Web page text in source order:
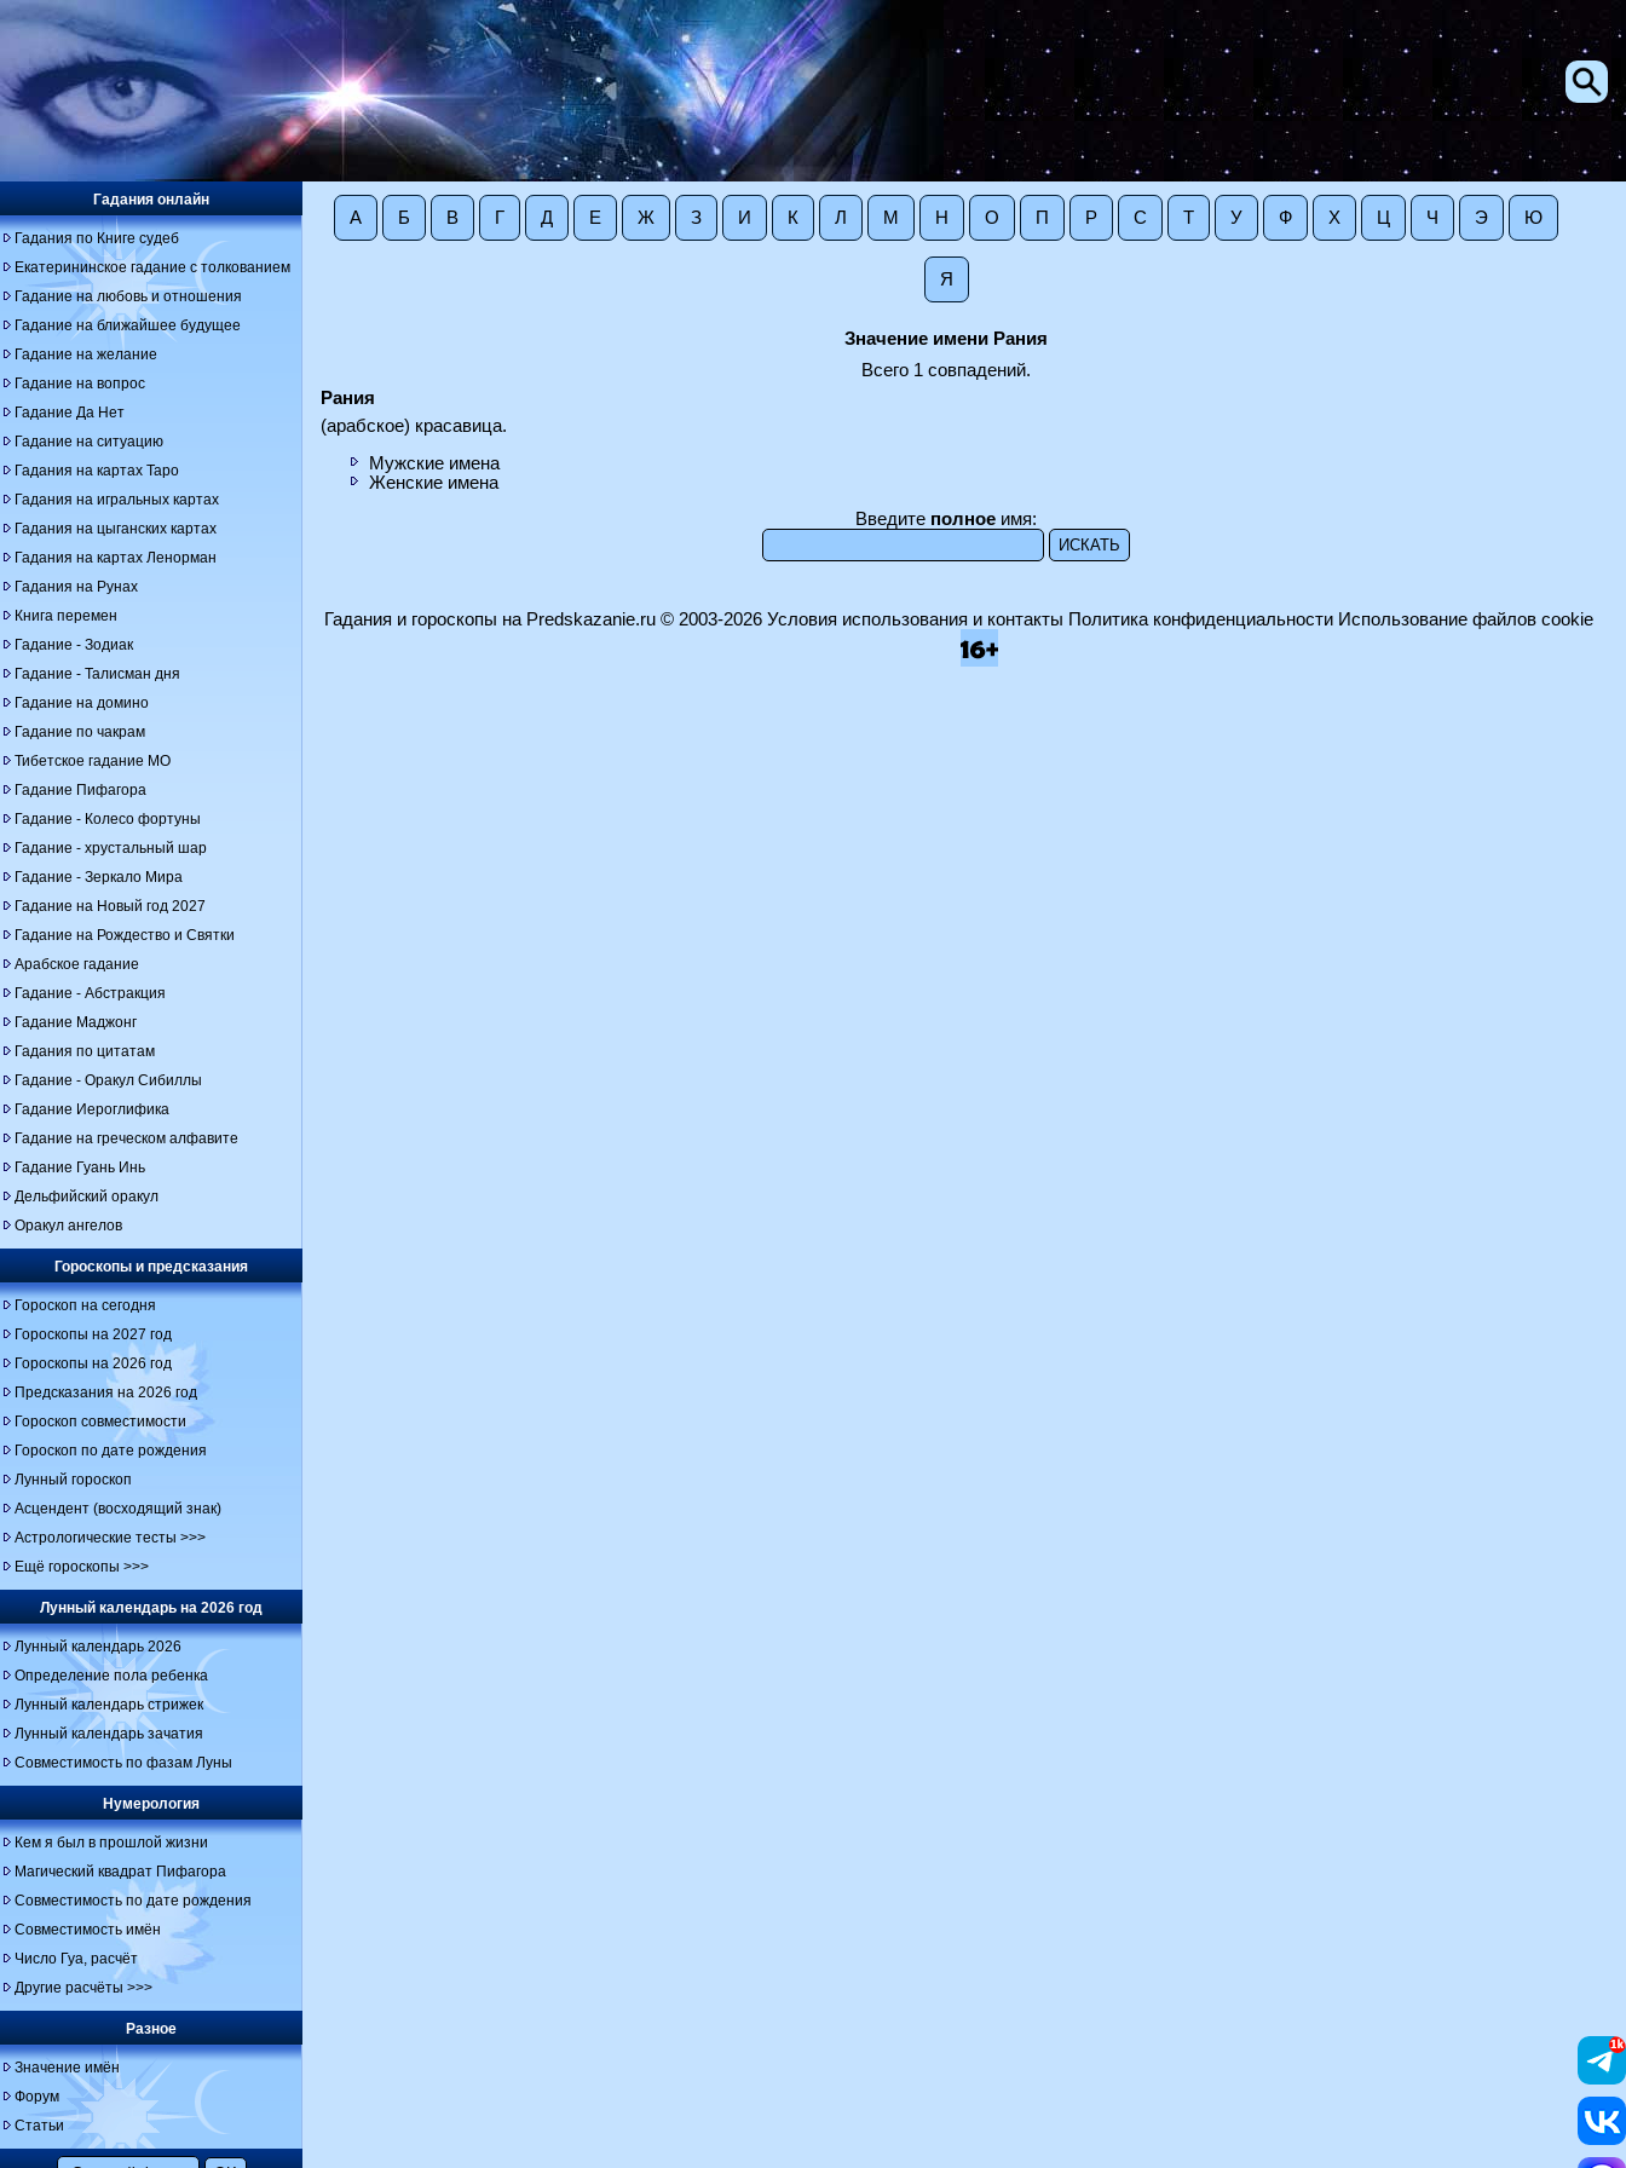
А Б В Г Д Е Ж З И К Л М Н О П Р С Т У Ф Х Ц Ч Э Ю
Я
Значение имени Рания
Всего 1 совпадений.
Рания
(арабское) красавица.
Мужские имена
Женские имена
Введите полное имя:
Гадания онлайн
Гадания по Книге судеб
Екатерининское гадание с толкованием
Гадание на любовь и отношения
Гадание на ближайшее будущее
Гадание на желание
Гадание на вопрос
Гадание Да Нет
Гадание на ситуацию
Гадания на картах Таро
Гадания на игральных картах
Гадания на цыганских картах
Гадания на картах Ленорман
Гадания на Рунах
Книга перемен
Гадание - Зодиак
Гадание - Талисман дня
Гадание на домино
Гадание по чакрам
Тибетское гадание МО
Гадание Пифагора
Гадание - Колесо фортуны
Гадание - хрустальный шар
Гадание - Зеркало Мира
Гадание на Новый год 2027
Гадание на Рождество и Святки
Арабское гадание
Гадание - Абстракция
Гадание Маджонг
Гадания по цитатам
Гадание - Оракул Сибиллы
Гадание Иероглифика
Гадание на греческом алфавите
Гадание Гуань Инь
Дельфийский оракул
Оракул ангелов
Гороскопы и предсказания
Гороскоп на сегодня
Гороскопы на 2027 год
Гороскопы на 2026 год
Предсказания на 2026 год
Гороскоп совместимости
Гороскоп по дате рождения
Лунный гороскоп
Асцендент (восходящий знак)
Астрологические тесты >>>
Ещё гороскопы >>>
Лунный календарь на 2026 год
Лунный календарь 2026
Определение пола ребенка
Лунный календарь стрижек
Лунный календарь зачатия
Совместимость по фазам Луны
Нумерология
Кем я был в прошлой жизни
Магический квадрат Пифагора
Совместимость по дате рождения
Совместимость имён
Число Гуа, расчёт
Другие расчёты >>>
Разное
Значение имён
Форум
Статьи
Гадания и гороскопы на Predskazanie.ru© 2003-2026 Условия использования и контакты Политика конфиденциальности Использование файлов cookie